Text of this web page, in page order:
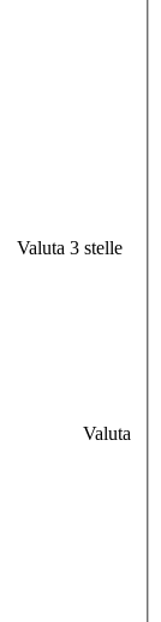
Valuta 3 stelle
Valuta